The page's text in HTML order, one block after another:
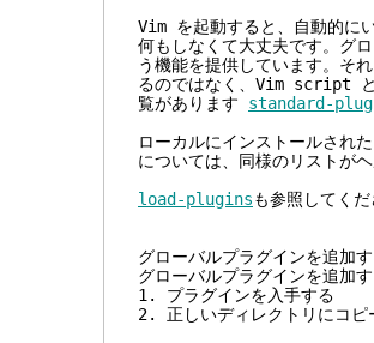
Vim を起動すると、自動的に
何もしなくて大丈夫です。グ
う機能を提供しています。そ
るのではなく、Vim script と
覧があります standard-
ローカルにインストールされ
については、同様のリストが
load-pluginsも参照してく
グローバルプラグインを追加
グローバルプラグインを追加
1. プラグインを入手する
2. 正しいディレクトリにコピ